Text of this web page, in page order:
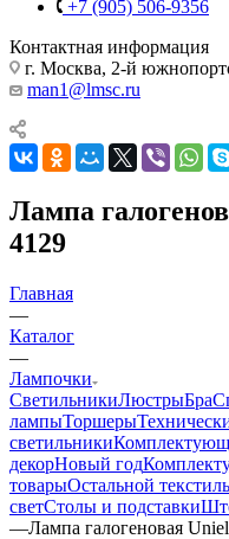
+7 (905) 506-9356
Контактная информация
г. Москва, 2-й
man1@lmsc.ru
Лампа
4129
Главная
—
Каталог
—
Лампочки
СветильникиЛюстрыБра
лампыТоршеры
светильники
декорНовый год
товарыОстальной текстиль
светСтолы и подставки
—Лампа галогеновая